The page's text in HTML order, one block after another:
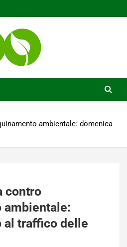
ambientale: domenica
contro
ambientale:
al traffico delle